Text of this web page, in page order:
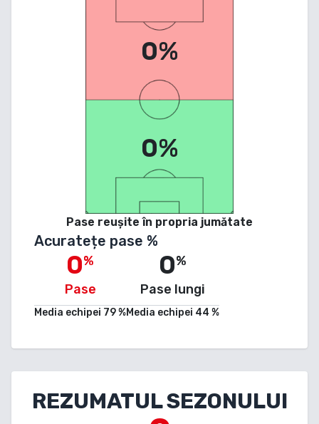
0%
0%
Pase reușite în propria jumătate
Acuratețe pase %
0%
Pase
Media echipei 79%
0%
Pase lungi
Media echipei 44 %
REZUMATUL SEZONULUI